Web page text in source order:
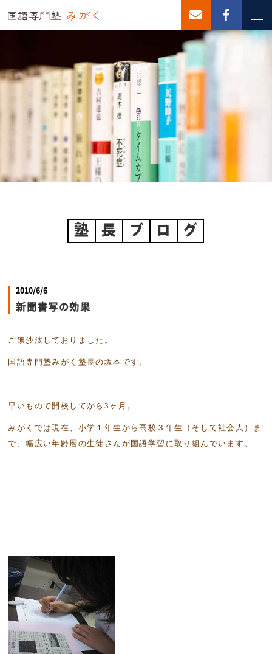
塾 長 ブ ロ グ
2010/6/6
新聞書写の効果
ご無沙汰しておりました。
国語専門塾みがく塾長の坂本です。
早いもので開校してから 3 ヶ月。
みがくでは現在、小学１年生から高校３年生（そして社会人）ま
で、幅広い年齢層の生徒さんが国語学習に取り組んでいます。